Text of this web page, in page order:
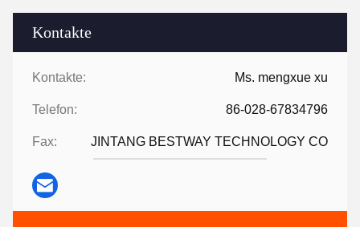
Kontakte
Kontakte: Ms. mengxue xu
Telefon: 86-028-67834796
Fax: JINTANG BESTWAY TECHNOLOGY CO